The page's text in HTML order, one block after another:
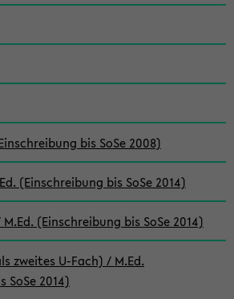
bis SoSe 2008)
(Einschreibung bis SoSe 2014)
(Einschreibung bis SoSe 2014)
zweites U-Fach) / M.Ed.
SoSe 2014)